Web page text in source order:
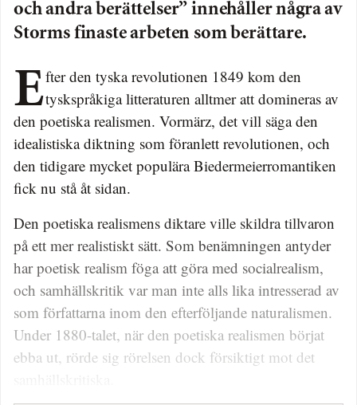
och andra berättelser” innehåller några av
Storms finaste arbeten som berättare.
Efter den tyska revolutionen 1849 kom dentyskspråkiga litteraturen alltmer att domineras av
den poetiska realismen. Vormärz, det vill säga den
idealistiska diktning som föranlett revolutionen, och
den tidigare mycket populära Biedermeierromantiken
fick nu stå åt sidan.
Den poetiska realismens diktare ville skildra tillvaron
på ett mer realistiskt sätt. Som benämningen antyder
har poetisk realism föga att göra med socialrealism,
och samhällskritik var man inte alls lika intresserad av
som författarna inom den efterföljande naturalismen.
Under 1880-talet, när den poetiska realismen börjat
ebba ut, rörde sig rörelsen dock försiktigt mot det